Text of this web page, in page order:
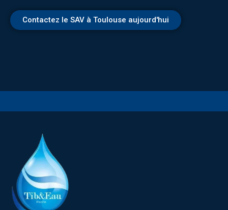
Contactez le SAV à Toulouse aujourd'hui